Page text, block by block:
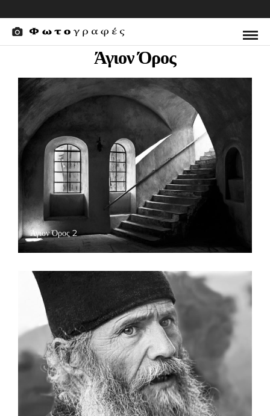
Άγιον Όρος
Άγιον Όρος 2